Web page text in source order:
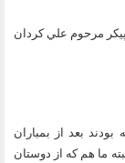
مرحوم علي كردان
بعد از بمباران
ما هم كه از دوستان